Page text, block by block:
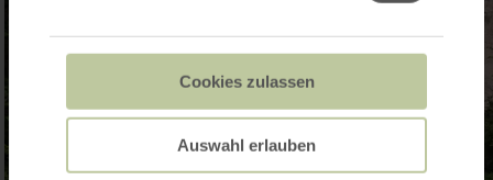
Cookies zulassen
Auswahl erlauben